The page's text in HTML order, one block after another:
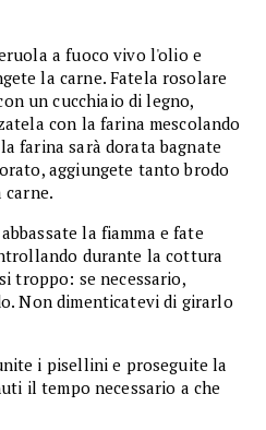
a fuoco vivo l'olio e
la carne. Fatela rosolare
un cucchiaio di legno,
con la farina mescolando
farina sarà dorata bagnate
aggiungete tanto brodo
la fiamma e fate
durante la cottura
troppo: se necessario,
Non dimenticatevi di girarlo
i pisellini e proseguite la
il tempo necessario a che